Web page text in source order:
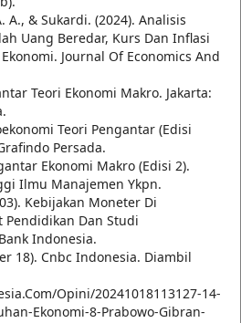
A., & Sukardi. (2024). Analisis
Uang Beredar, Kurs Dan Inflasi
Journal Of Economics And
Teori Ekonomi Makro. Jakarta:
Teori Pengantar (Edisi
Persada.
Ekonomi Makro (Edisi 2).
Ilmu Manajemen Ykpn.
Kebijakan Moneter Di
Pendidikan Dan Studi
Indonesia.
18). Cnbc Indonesia. Diambil
Opini/20241018113127-14-
Ekonomi-8-Prabowo-Gibran-